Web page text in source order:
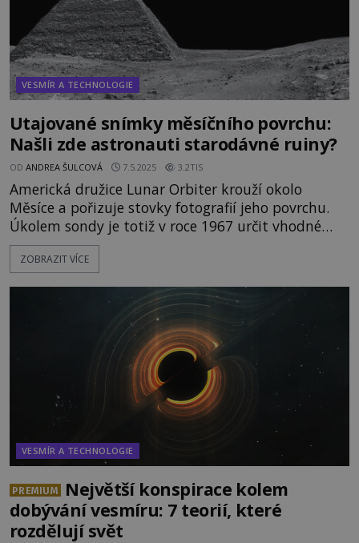
VESMÍR A TECHNOLOGIE
Utajované snímky měsíčního povrchu:
Našli zde astronauti starodávné ruiny?
OD ANDREA ŠULCOVÁ 7.5.2025 3.2TIS
Americká družice Lunar Orbiter krouží okolo
Měsíce a pořizuje stovky fotografií jeho povrchu.
Úkolem sondy je totiž v roce 1967 určit vhodné
místo pro přistání kosmického letu, Apolla 11.
Zatímco na snímcích přivrácené strany Měsíce
strany jim doslova vyrazí dech. Jsou na nich totiž
podivné umělé objekty! Luná
ZOBRAZIT VÍCE
VESMÍR A TECHNOLOGIE
PREMIUM
Největší konspirace kolem
dobývání vesmíru: 7 teorií, které
rozdělují svět